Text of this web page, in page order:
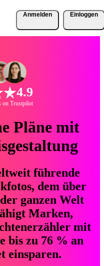
Anmelden Einloggen
4.9
on Trustpilot
Pläne mit
führende
dem über
ganzen Welt
Marken,
mit
bis zu 76 % an
einsparen.